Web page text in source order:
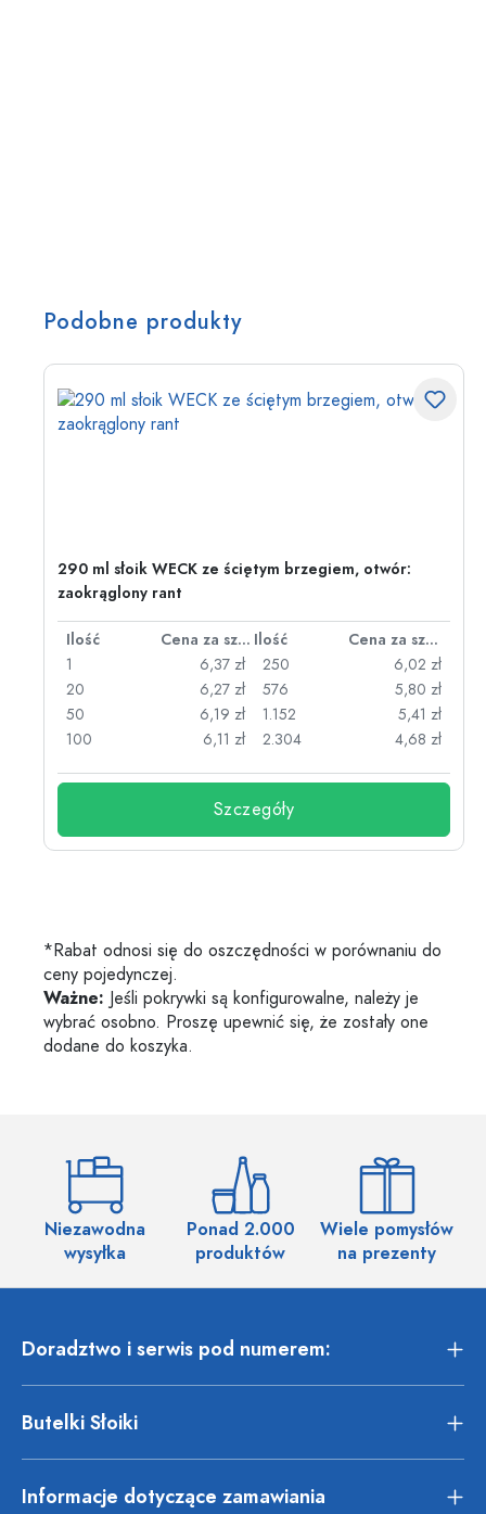
Podobne produkty
290 ml słoik WECK ze ściętym brzegiem, otwór:
zaokrąglony rant
Ilość Cena za sztukę Ilość
Cena za sztukę
1
6,37 zł
20
6,27 zł
50
6,19 zł
100
6,11 zł
250
6,02 zł
576
5,80 zł
1.152
5,41 zł
2.304
4,68 zł
Szczegóły
*Rabat odnosi się do oszczędności w porównaniu do
ceny pojedynczej.
Ważne: Jeśli pokrywki są konfigurowalne, należy je
wybrać osobno. Proszę upewnić się, że zostały one
dodane do koszyka.
Niezawodna
wysyłka
Ponad 2.000
produktów
Wiele pomysłów
na prezenty
Doradztwo i serwis pod numerem:
Butelki Słoiki
Informacje dotyczące zamawiania